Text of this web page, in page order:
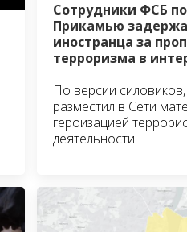
Сотрудники ФСБ по
Прикамью
иностранца за
терроризма в
По версии
разместил в Сети
героизацией
деятельности